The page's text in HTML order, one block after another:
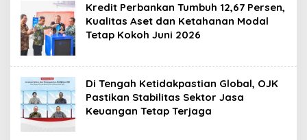
e
m
b
a
u
n
Kredit Perbankan Tumbuh 12,67 Persen,
Kualitas Aset dan Ketahanan Modal
Tetap Kokoh Juni 2026
Di Tengah Ketidakpastian Global, OJK
Pastikan Stabilitas Sektor Jasa
Keuangan Tetap Terjaga